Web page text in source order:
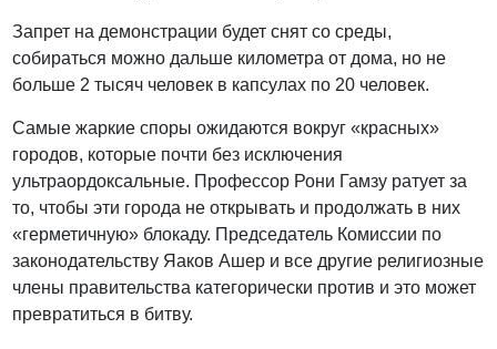
Запрет на демонстрации будет снят со среды,
собираться можно дальше километра от дома, но не
больше 2 тысяч человек в капсулах по 20 человек.
Самые жаркие споры ожидаются вокруг «красных»
городов, которые почти без исключения
ультраордоксальные. Профессор Рони Гамзу ратует за
то, чтобы эти города не открывать и продолжать в них
«герметичную» блокаду. Председатель Комиссии по
законодательству Яаков Ашер и все другие религиозные
члены правительства категорически против и это может
превратиться в битву.